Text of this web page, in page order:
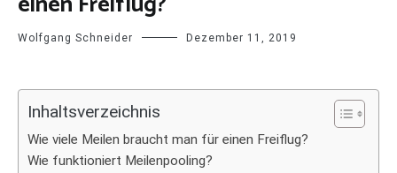
Wolfgang Schneider Dezember 11, 2019
Inhaltsverzeichnis
Wie viele Meilen braucht man für einen Freiflug?
Wie funktioniert Meilenpooling?